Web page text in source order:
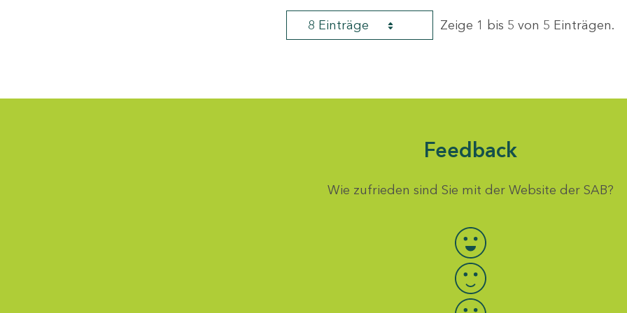
8 Einträge Zeige 1 bis 5 von 5 Einträgen.
Feedback
Wie zufrieden sind Sie mit der Website der SAB?
Bewertung auswählen